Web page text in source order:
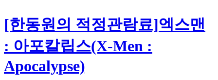
[한동원의 적정관람료]엑스맨
: 아포칼립스(X-Men :
Apocalypse)